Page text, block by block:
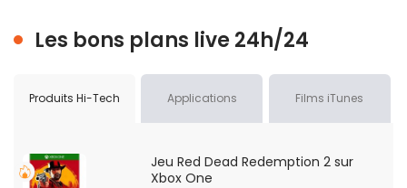
Les bons plans live 24h/24
Produits Hi-Tech Applications Films iTunes
Jeu Red Dead Redemption 2 sur
Xbox One